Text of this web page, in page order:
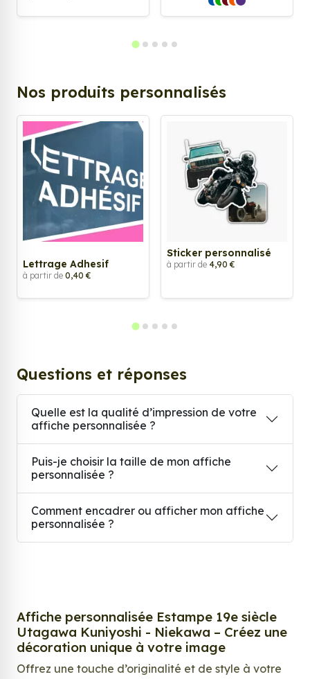
Nos produits personnalisés
Lettrage Adhesif
à partir de 0,40 €
Sticker personnalisé
à partir de 4,90 €
Questions et réponses
Quelle est la qualité d’impression de votre
affiche personnalisée ?
Puis-je choisir la taille de mon affiche
personnalisée ?
Comment encadrer ou afficher mon affiche
personnalisée ?
Affiche personnalisée Estampe 19e siècle
Utagawa Kuniyoshi - Niekawa – Créez une
décoration unique à votre image
Offrez une touche d’originalité et de style à votre